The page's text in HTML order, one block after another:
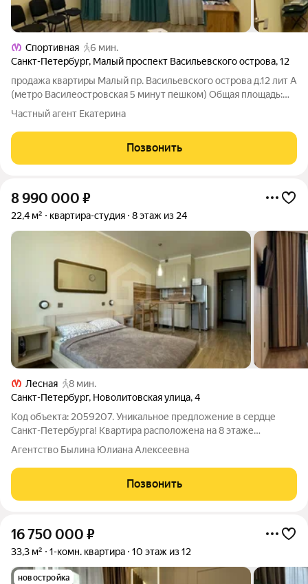
Спортивная
6 мин.
Санкт-Петербург, Малый проспект Васильевского острова,12
продажа квартиры Малый пр. Васильевского острова д.12 лит А
(метро Василеостровская 5 минут пешком) Общая площадь:
54.1 кв.м этаж: 1-й три окна на малый пр, вход через арку со
двора, одна квартира на этаже, в квартире сделан свежий
ремонт год назад,
Частный агент Екатерина
Позвонить
8 990 000 ₽
22,4 м² квартира-студия 8 этаж из 24
Лесная
8 мин.
Санкт-Петербург, Новолитовская улица,4
Код объекта: 2059207. Уникальное предложение в сердце
Санкт-Петербурга! Квартира расположена на 8 этаже
кирпичного дома 2008 года постройки. Дизайнерский ремонт
тратя время и средства на
Агентство Былина Юлиана Алексеевна
Позвонить
16 750 000 ₽
33,3 м² 1-комн. квартира 10 этаж из 12
новостройка